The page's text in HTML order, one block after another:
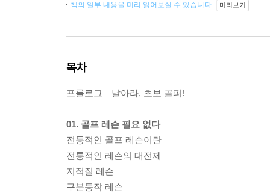
책의 일부 내용을 미리 읽어보실 수 있습니다. 미리보기
목차
프롤로그｜날아라, 초보 골퍼!
01. 골프 레슨 필요 없다
전통적인 골프 레슨이란
전통적인 레슨의 대전제
지적질 레슨
구분동작 레슨